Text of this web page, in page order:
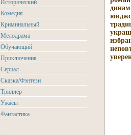
Исторический
Комедия
Криминальный
Мелодрама
Обучающий
Приключения
Сериал
Сказка/Фэнтези
Триллер
Ужасы
Фантастика